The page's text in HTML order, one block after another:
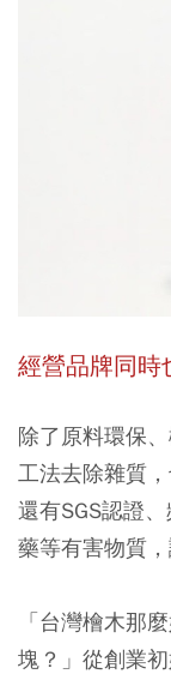
經營品牌同時
除了原料環保
工法去除雜質
還有SGS認證
藥等有害物質，
「台灣檜木那
塊？」從創業